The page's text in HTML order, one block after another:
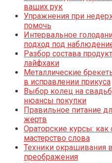
ваших рук
Упражнения при
помочь
Интервальное
подход под
Разбор состава
лайфхаки
Металлические
в исправлении прикуса
Выбор колец на
нюансы покупки
Правильное питание
жертв
Ораторские курсы: как
мастерство слова
Техники окрашивания
преображения